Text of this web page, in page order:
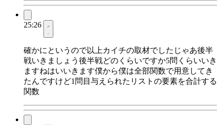
25:26
確かにというので以上カイチの取材でしたじゃあ後半
戦いきましょう後半戦どのくらいですか5問くらいいき
ますねはいいきます僕から僕は全部関数で用意してき
たんですけど1問目与えられたリストの要素を合計する
関数